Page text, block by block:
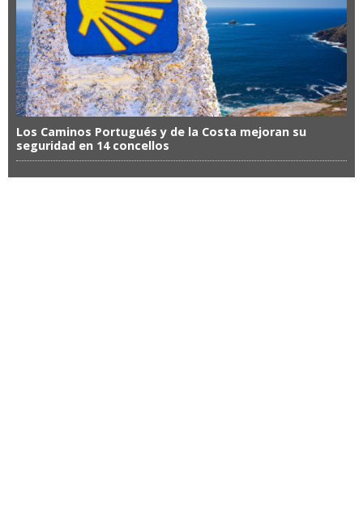
Los Caminos Portugués y de la Costa mejoran su
seguridad en 14 concellos